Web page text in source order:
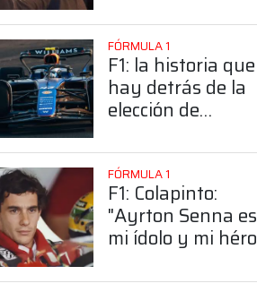
posición de
Colapinto
FÓRMULA 1
F1: la historia que
hay detrás de la
elección de
número 43
FÓRMULA 1
F1: Colapinto:
"Ayrton Senna es
mi ídolo y mi